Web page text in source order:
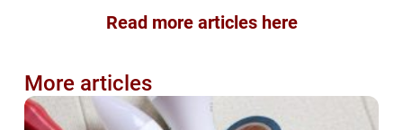
Read more articles here
More articles